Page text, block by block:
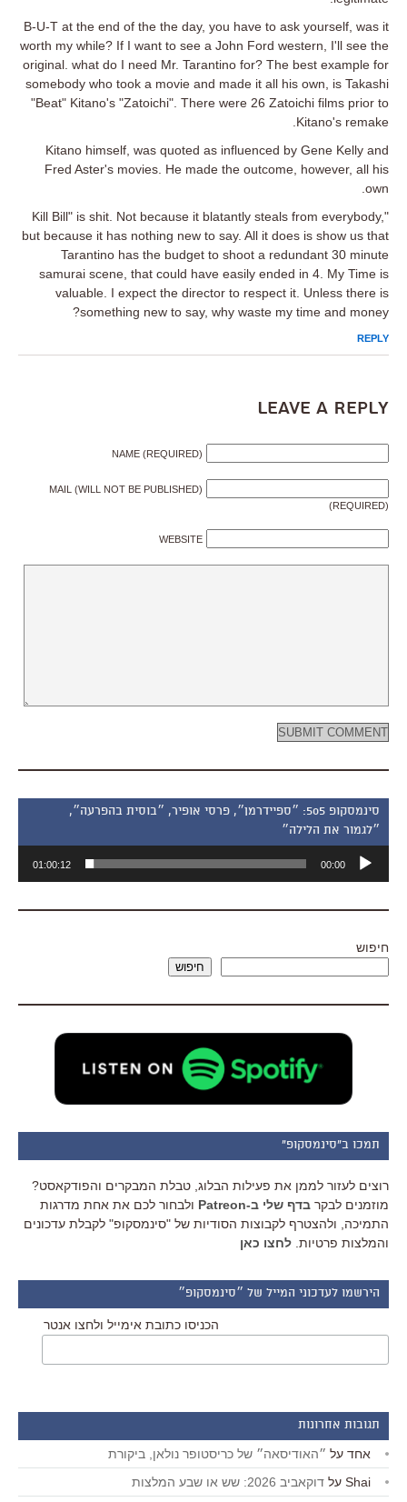
B-U-T at the end of the the day, you have to ask yourself, was it
worth my while? If I want to see a John Ford western, I'll see the
original. what do I need Mr. Tarantino for? The best example for
somebody who took a movie and made it all his own, is Takashi
"Beat" Kitano's "Zatoichi". There were 26 Zatoichi films prior to
Kitano's remake.
Kitano himself, was quoted as influenced by Gene Kelly and
Fred Aster's movies. He made the outcome, however, all his
own.
"Kill Bill" is shit. Not because it blatantly steals from everybody,
but because it has nothing new to say. All it does is show us that
Tarantino has the budget to shoot a redundant 30 minute
samurai scene, that could have easily ended in 4. My Time is
valuable. I expect the director to respect it. Unless there is
something new to say, why waste my time and money?
REPLY
Leave a Reply
NAME (REQUIRED)
MAIL (WILL NOT BE PUBLISHED)
(REQUIRED)
WEBSITE
סינמסקופ 505: ״ספיידרמן״, פרסי אופיר, ״בוסית בהפרעה״,
״לגמור את הלילה״
אודיו
00:00
01:00:12
חיפוש
חיפוש
תמכו ב"סינמסקופ"
רוצים לעזור לממן את פעילות הבלוג, טבלת המבקרים והפודקאסט?
מוזמנים לבקר בדף שלי ב-Patreon
ולבחור לכם את אחת מדרגות
התמיכה, ולהצטרף לקבוצות הסודיות של "סינמסקופ" לקבלת עדכונים
והמלצות פרטיות. לחצו כאן
הירשמו לעדכוני המייל של ״סינמסקופ״
הכניסו כתובת אימייל ולחצו אנטר
תגובות אחרונות
אחד על ״האודיסאה״ של כריסטופר נולאן, ביקורת
Shai על דוקאביב 2026: שש או שבע המלצות